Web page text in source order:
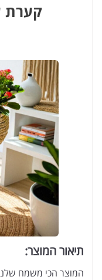
קערת
תיאור המוצר:
המוצר הכי משמח